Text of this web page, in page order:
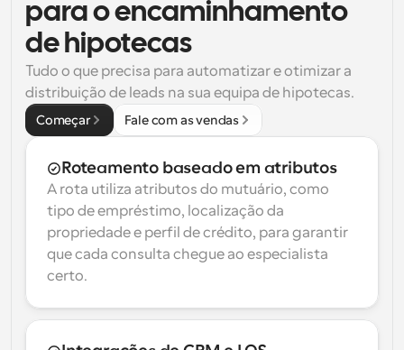
para o encaminhamento
de hipotecas
Tudo o que precisa para automatizar e otimizar a
distribuição de leads na sua equipa de hipotecas.
Começar Fale com as vendas
Roteamento baseado em atributos
A rota utiliza atributos do mutuário, como
tipo de empréstimo, localização da
propriedade e perfil de crédito, para garantir
que cada consulta chegue ao especialista
certo.